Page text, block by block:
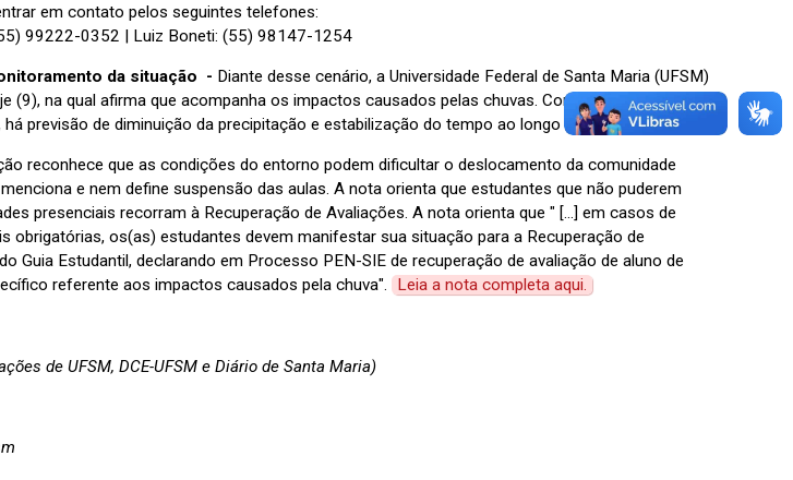
em contato pelos seguintes telefones:
99222-0352 | Luiz Boneti: (55) 98147-1254
da situação - Diante desse cenário, a Universidade Federal de Santa Maria (UFSM)
(9), na qual afirma que acompanha os impactos causados pelas chuvas. Conforme
previsão de diminuição da precipitação e estabilização do tempo ao longo do fim de semana.
reconhece que as condições do entorno podem dificultar o deslocamento da comunidade
e nem define suspensão das aulas. A nota orienta que estudantes que não puderem
presenciais recorram à Recuperação de Avaliações. A nota orienta que " [...] em casos de
obrigatórias, os(as) estudantes devem manifestar sua situação para a Recuperação de
Guia Estudantil, declarando em Processo PEN-SIE de recuperação de avaliação de aluno de
referente aos impactos causados pela chuva".
Leia a nota completa aqui.
de UFSM, DCE-UFSM e Diário de Santa Maria)